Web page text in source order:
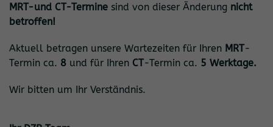
MRT-und CT-Termine sind von dieser Änderung nicht
betroffen!
Aktuell betragen unsere Wartezeiten für Ihren MRT-
Termin ca. 8 und für Ihren CT-Termin ca. 5 Werktage.
Wir bitten um Ihr Verständnis.